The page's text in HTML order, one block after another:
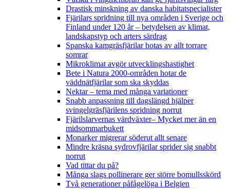
Drastisk minskning av danska habitatspecialister
Fjärilars spridning till nya områden i Sverige och
Finland under 120 år– betydelsen av klimat,
landskapstyp och arters särdrag
Spanska kamgräsfjärilar hotas av allt torrare
somrar
Mikroklimat avgör utvecklingshastighet
Bete i Natura 2000-områden hotar de
väddnätfjärilar som ska skyddas
Nektar – tema med många variationer
Snabb anpassning till dagslängd hjälper
svingelgräsfjärilens spridning norrut
Fjärilslarvernas värdväxter– Mycket mer än en
midsommarbukett
Monarker migrerar söderut allt senare
Mindre kräsna sydrovfjärilar sprider sig snabbt
norrut
Vad tittar du på?
Många slags pollinerare ger större bomullsskörd
Två generationer påfågelöga i Belgien